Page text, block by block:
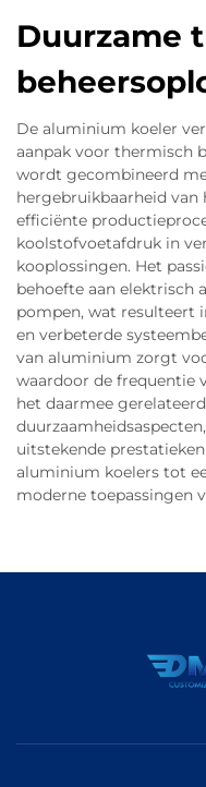
Duurzame
De aluminium koeler
aanpak voor thermisch
wordt gecombineerd
hergebruikbaarheid van
efficiënte
koolstofvoetafdruk in
kooplossingen. Het
behoefte aan elektrisch
pompen, wat resulteert
en verbeterde
van aluminium zorgt
waardoor de frequentie
het daarmee
uitstekende
aluminium koelers tot
moderne toepassingen